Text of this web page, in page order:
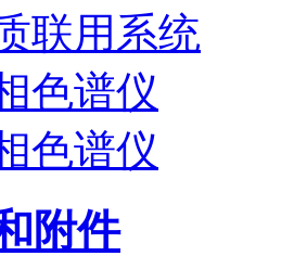
联用系统
色谱仪
色谱仪
附件